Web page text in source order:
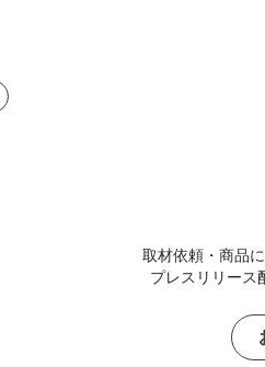
取材依頼・商品
プレスリリース